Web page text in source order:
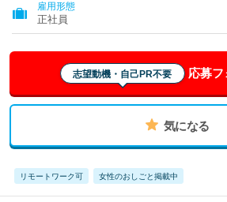
雇用形態
正社員
志望動機・自己PR不要 応募フ
気になる
リモートワーク可 女性のおしごと掲載中